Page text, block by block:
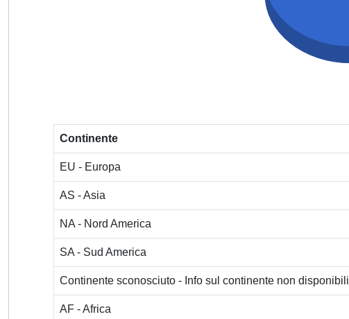
Continente
EU - Europa
AS - Asia
NA - Nord America
SA - Sud America
Continente sconosciuto - Info sul continente non disponibili
AF - Africa